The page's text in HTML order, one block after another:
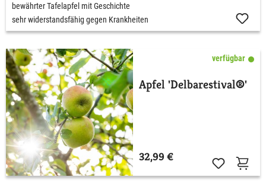
bewährter Tafelapfel mit Geschichte
sehr widerstandsfähig gegen Krankheiten
verfügbar
Apfel 'Delbarestival®'
32,99 €